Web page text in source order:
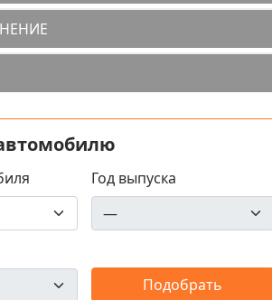
Год выпуска